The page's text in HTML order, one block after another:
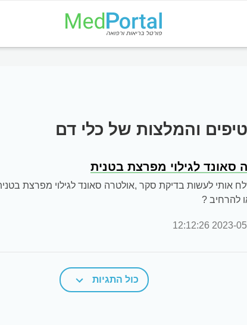
והמלצות של כלי דם
סאונד לגילוי מפרצת בטנית
אותי לעשות בדיקת סקר ,אולטרה סאונד לגילוי מפרצת
להרחיב ?
2023-05-01
כול התגיות